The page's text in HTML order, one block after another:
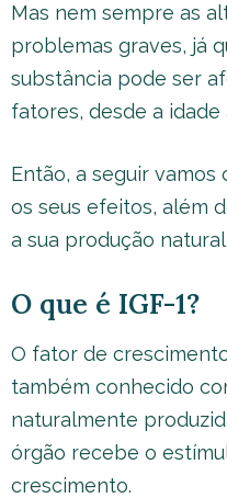
Mas nem sempre as
problemas graves, já
substância pode ser
fatores, desde a
Então, a seguir vamos
os seus efeitos, além
a sua produção
O que é IGF-1?
O fator de
também conhecido
naturalmente
órgão recebe o
crescimento.